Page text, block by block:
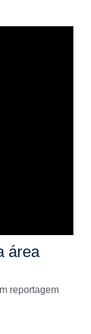
área
reportagem